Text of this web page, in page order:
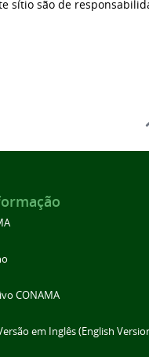
sítio são de
CONAMA
em Inglês (English